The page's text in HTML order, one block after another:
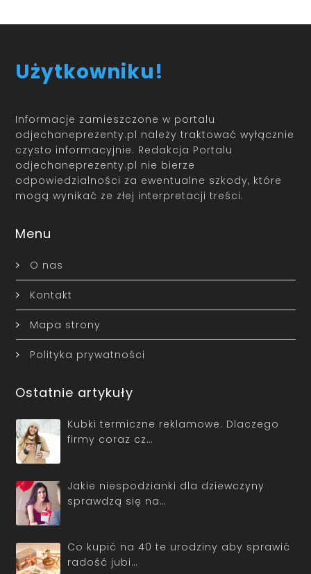
Użytkowniku!
Informacje zamieszczone w portalu
odjechaneprezenty.pl należy traktować wyłącznie
czysto informacyjnie. Redakcja Portalu
odjechaneprezenty.pl nie bierze
odpowiedzialności za ewentualne szkody, które
mogą wynikać ze złej interpretacji treści.
Menu
O nas
Kontakt
Mapa strony
Polityka prywatności
Ostatnie artykuły
Kubki termiczne reklamowe. Dlaczego
firmy coraz cz…
Jakie niespodzianki dla dziewczyny
sprawdzą się na…
Co kupić na 40 te urodziny aby sprawić
radość jubi…